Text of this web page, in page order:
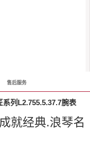
售后服务
系列L2.755.5.37.7腕表
就经典.浪琴名